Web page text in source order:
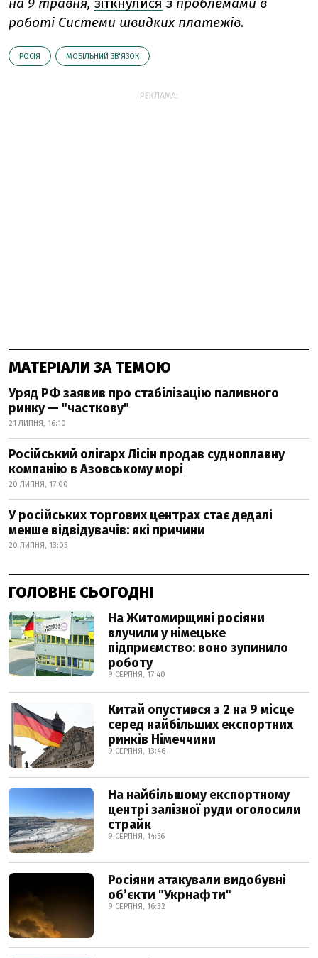
на 9 травня, зіткнулися з проблемами в
роботі Системи швидких платежів.
РОСІЯ МОБІЛЬНИЙ ЗВ'ЯЗОК
РЕКЛАМА:
МАТЕРІАЛИ ЗА ТЕМОЮ
Уряд РФ заявив про стабілізацію паливного
ринку — "часткову"
21 ЛИПНЯ, 16:10
Російський олігарх Лісін продав судноплавну
компанію в Азовському морі
20 ЛИПНЯ, 17:00
У російських торгових центрах стає дедалі
менше відвідувачів: які причини
20 ЛИПНЯ, 13:05
ГОЛОВНЕ СЬОГОДНІ
На Житомирщині росіяни
влучили у німецьке
підприємство: воно зупинило
роботу
9 СЕРПНЯ, 17:40
Китай опустився з 2 на 9 місце
серед найбільших експортних
ринків Німеччини
9 СЕРПНЯ, 13:46
На найбільшому експортному
центрі залізної руди оголосили
страйк
9 СЕРПНЯ, 14:56
Росіяни атакували видобувні
обʼєкти "Укрнафти"
9 СЕРПНЯ, 16:32